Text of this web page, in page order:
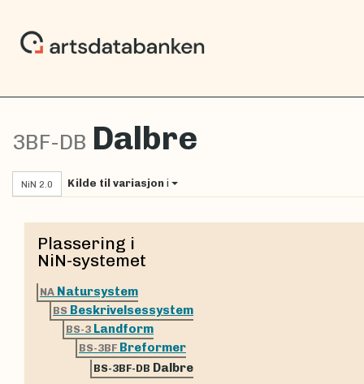
3BF-DB Dalbre
NiN 2.0 Kilde til variasjon i
Plassering i
NiN-systemet
NA Natursystem
BS Beskrivelsessystem
BS-3 Landform
BS-3BF Breformer
BS-3BF-DB Dalbre